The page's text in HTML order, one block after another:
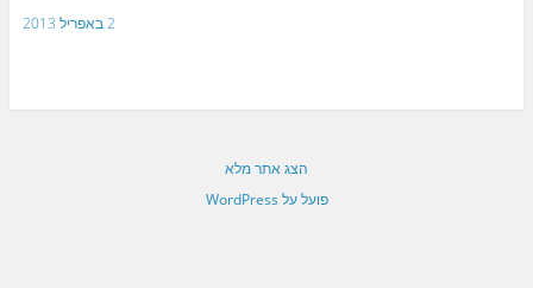
2 באפריל 2013
הצג אתר מלא
פועל על WordPress